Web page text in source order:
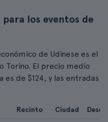
los eventos de
de Udinese es el
Torino. El precio medio
es de $124, y las entradas
Recinto Ciudad Desde